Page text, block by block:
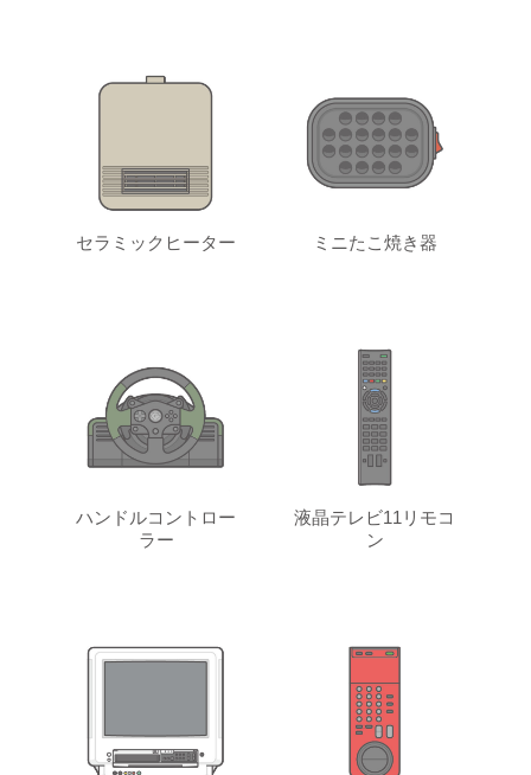
セラミックヒーター ミニたこ焼き器
ハンドルコントロー
ラー
液晶テレビ11リモコ
ン